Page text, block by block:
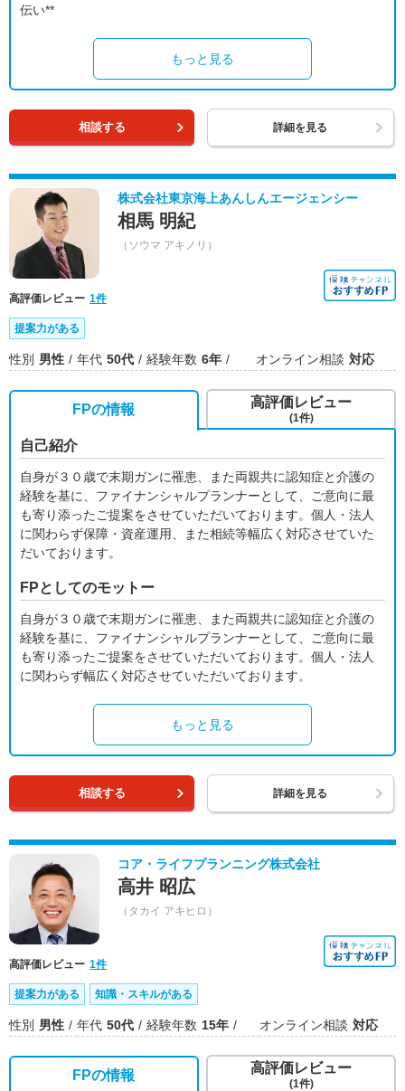
伝い**
もっと見る
相談する 詳細を見る
株式会社東京海上あんしんエージェンシー
相馬 明紀
（ソウマ アキノリ）
高評価レビュー 1件
提案力がある
性別 男性 年代 50代 経験年数 6年 オンライン相談 対応
FPの情報
自己紹介
自身が３０歳で末期ガンに罹患、また両親共に認知症と介護の
経験を基に、ファイナンシャルプランナーとして、ご意向に最
も寄り添ったご提案をさせていただいております。個人・法人
に関わらず保障・資産運用、また相続等幅広く対応させていた
だいております。
FPとしてのモットー
自身が３０歳で末期ガンに罹患、また両親共に認知症と介護の
経験を基に、ファイナンシャルプランナーとして、ご意向に最
も寄り添ったご提案をさせていただいております。個人・法人
に関わらず幅広く対応させていただいております。
もっと見る
高評価レビュー
(1件)
相談する 詳細を見る
コア・ライフプランニング株式会社
高井 昭広
（タカイ アキヒロ）
高評価レビュー 1件
提案力がある 知識・スキルがある
性別 男性 年代 50代 経験年数 15年 オンライン相談 対応
FPの情報 高評価レビュー
(1件)